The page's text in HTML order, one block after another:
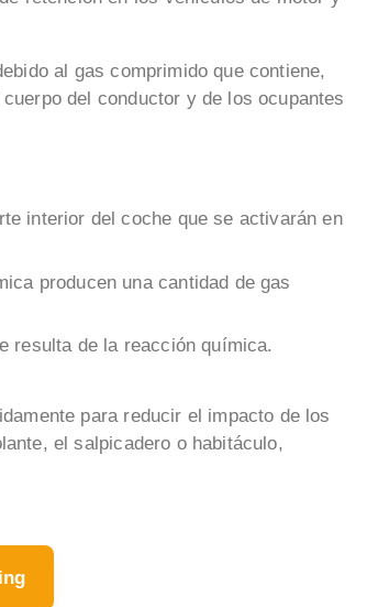
al gas comprimido que contiene,
del conductor y de los ocupantes
interior del coche que se activarán en
producen una cantidad de gas
resulta de la reacción química.
para reducir el impacto de los
el salpicadero o habitáculo,